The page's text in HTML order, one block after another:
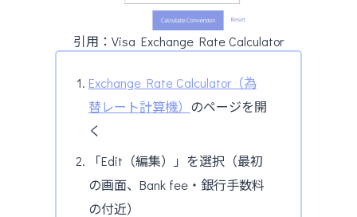
引用：Visa Exchange Rate Calculator
Exchange Rate Calculator（為
替レート計算機） のページを開
く
「Edit（編集）」を選択（最初
の画面、Bank fee・銀行手数料
の付近）